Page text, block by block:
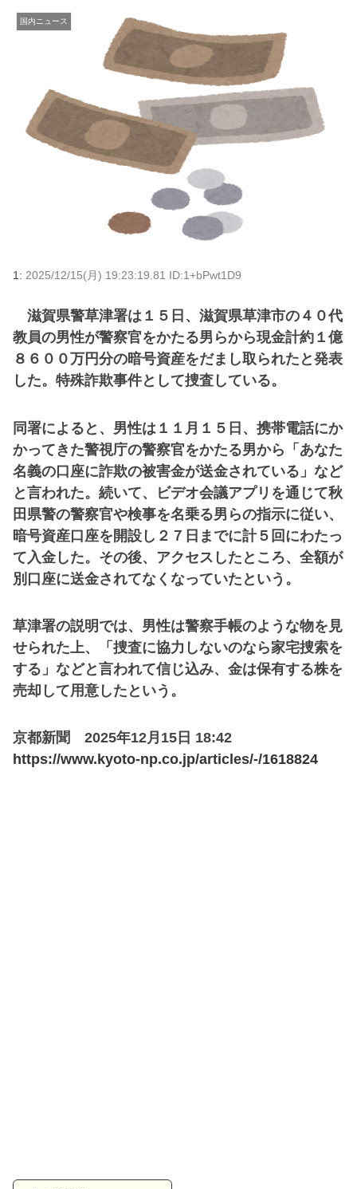
国内ニュース
1: 2025/12/15(月) 19:23:19.81 ID:1+bPwt1D9
滋賀県警草津署は１５日、滋賀県草津市の４０代
教員の男性が警察官をかたる男らから現金計約１億
８６００万円分の暗号資産をだまし取られたと発表
した。特殊詐欺事件として捜査している。
同署によると、男性は１１月１５日、携帯電話にか
かってきた警視庁の警察官をかたる男から「あなた
名義の口座に詐欺の被害金が送金されている」など
と言われた。続いて、ビデオ会議アプリを通じて秋
田県警の警察官や検事を名乗る男らの指示に従い、
暗号資産口座を開設し２７日までに計５回にわたっ
て入金した。その後、アクセスしたところ、全額が
別口座に送金されてなくなっていたという。
草津署の説明では、男性は警察手帳のような物を見
せられた上、「捜査に協力しないのなら家宅捜索を
する」などと言われて信じ込み、金は保有する株を
売却して用意したという。
京都新聞 2025年12月15日 18:42
https://www.kyoto-np.co.jp/articles/-/1618824